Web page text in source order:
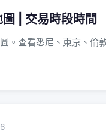
| 交易時段時間
。查看悉尼、東京、倫